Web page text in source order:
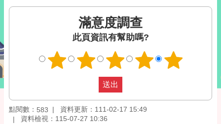
滿意度調查
此頁資訊有幫助嗎?
點閱數： 583
資料更新：111-02-17 15:49
資料檢視：115-07-27 10:36